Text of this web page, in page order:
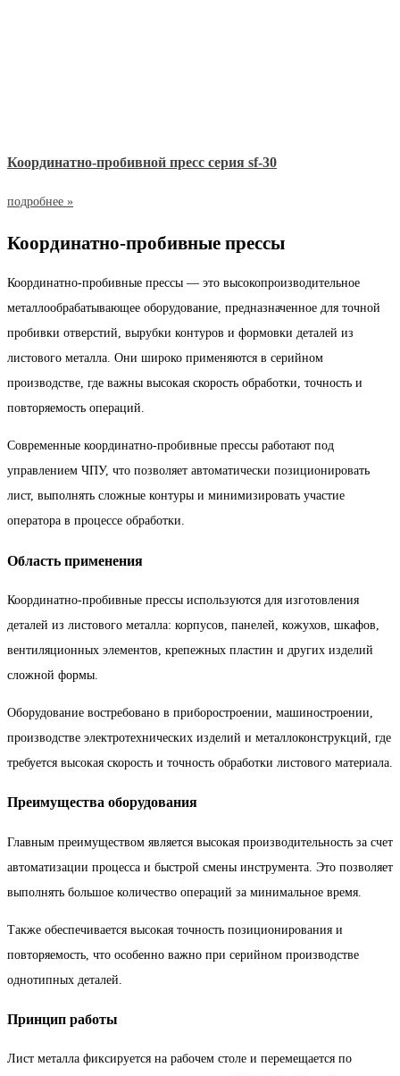
Координатно-пробивной пресс серия sf-30
подробнее »
Координатно-пробивные прессы
Координатно-пробивные прессы — это высокопроизводительное
металлообрабатывающее оборудование, предназначенное для точной
пробивки отверстий, вырубки контуров и формовки деталей из
листового металла. Они широко применяются в серийном
производстве, где важны высокая скорость обработки, точность и
повторяемость операций.
Современные координатно-пробивные прессы работают под
управлением ЧПУ, что позволяет автоматически позиционировать
лист, выполнять сложные контуры и минимизировать участие
оператора в процессе обработки.
Область применения
Координатно-пробивные прессы используются для изготовления
деталей из листового металла: корпусов, панелей, кожухов, шкафов,
вентиляционных элементов, крепежных пластин и других изделий
сложной формы.
Оборудование востребовано в приборостроении, машиностроении,
производстве электротехнических изделий и металлоконструкций, где
требуется высокая скорость и точность обработки листового материала.
Преимущества оборудования
Главным преимуществом является высокая производительность за счет
автоматизации процесса и быстрой смены инструмента. Это позволяет
выполнять большое количество операций за минимальное время.
Также обеспечивается высокая точность позиционирования и
повторяемость, что особенно важно при серийном производстве
однотипных деталей.
Принцип работы
Лист металла фиксируется на рабочем столе и перемещается по